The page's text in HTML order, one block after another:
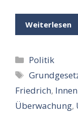
Weiterlesen
Kategorien
Politik
Friedrich,
Überwachung,